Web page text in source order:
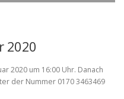
2020
2020 um 16:00 Uhr. Danach
der Nummer 0170 3463469